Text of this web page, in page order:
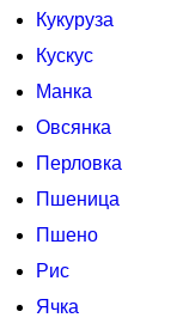
Кукуруза
Кускус
Манка
Овсянка
Перловка
Пшеница
Пшено
Рис
Ячка